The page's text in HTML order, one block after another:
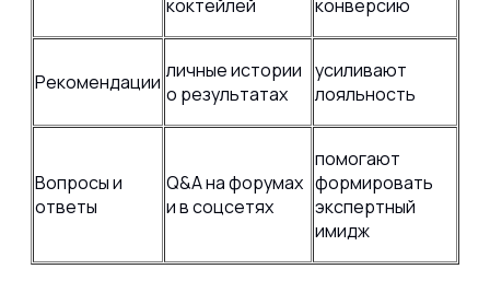
коктейлей конверсию
Рекомендации личные истории
о результатах
усиливают
лояльность
Вопросы и
ответы
Q&A на форумах
и в соцсетях
помогают
формировать
экспертный
имидж